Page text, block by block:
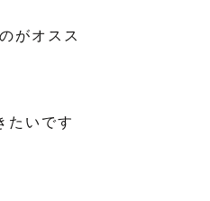
がオスス
たいです